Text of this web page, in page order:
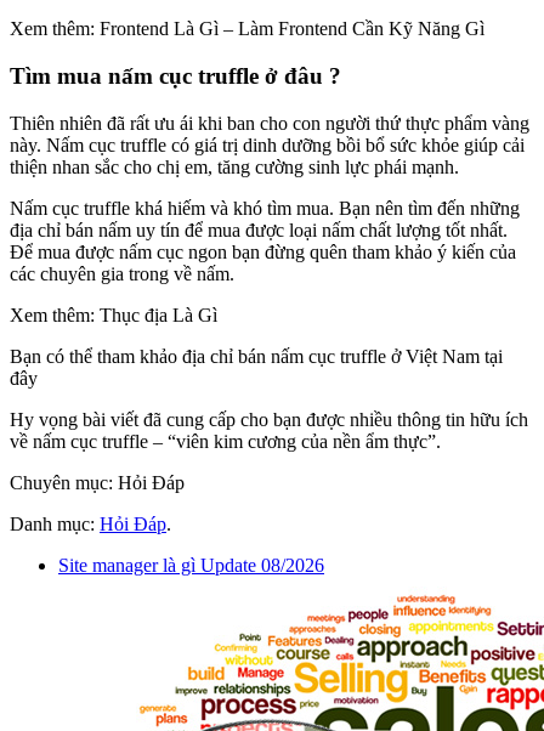
Xem thêm: Frontend Là Gì – Làm Frontend Cần Kỹ Năng Gì
Tìm mua nấm cục truffle ở đâu ?
Thiên nhiên đã rất ưu ái khi ban cho con người thứ thực phẩm vàng
này. Nấm cục truffle có giá trị dinh dưỡng bồi bổ sức khỏe giúp cải
thiện nhan sắc cho chị em, tăng cường sinh lực phái mạnh.
Nấm cục truffle khá hiếm và khó tìm mua. Bạn nên tìm đến những
địa chỉ bán nấm uy tín để mua được loại nấm chất lượng tốt nhất.
Để mua được nấm cục ngon bạn đừng quên tham khảo ý kiến của
các chuyên gia trong về nấm.
Xem thêm: Thục địa Là Gì
Bạn có thể tham khảo địa chỉ bán nấm cục truffle ở Việt Nam tại
đây
Hy vọng bài viết đã cung cấp cho bạn được nhiều thông tin hữu ích
về nấm cục truffle – “viên kim cương của nền ẩm thực”.
Chuyên mục: Hỏi Đáp
Danh mục: Hỏi Đáp.
Site manager là gì Update 08/2026